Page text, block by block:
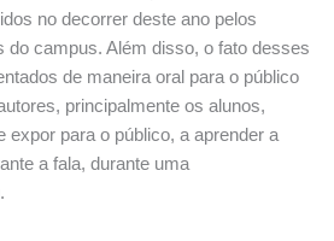
no decorrer deste ano pelos
do campus. Além disso, o fato desses
de maneira oral para o público
principalmente os alunos,
expor para o público, a aprender a
a fala, durante uma